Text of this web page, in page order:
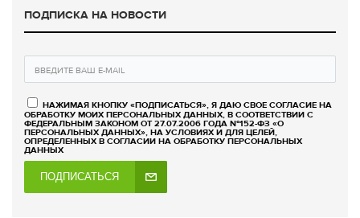
ПОДПИСКА НА НОВОСТИ
НАЖИМАЯ КНОПКУ «ПОДПИСАТЬСЯ», Я ДАЮ СВОЕ СОГЛАСИЕ НА
ОБРАБОТКУ МОИХ ПЕРСОНАЛЬНЫХ ДАННЫХ, В СООТВЕТСТВИИ С
ФЕДЕРАЛЬНЫМ ЗАКОНОМ ОТ 27.07.2006 ГОДА №152-ФЗ «О
ПЕРСОНАЛЬНЫХ ДАННЫХ», НА УСЛОВИЯХ И ДЛЯ ЦЕЛЕЙ,
ОПРЕДЕЛЕННЫХ В СОГЛАСИИ НА ОБРАБОТКУ ПЕРСОНАЛЬНЫХ
ДАННЫХ
ПОДПИСАТЬСЯ